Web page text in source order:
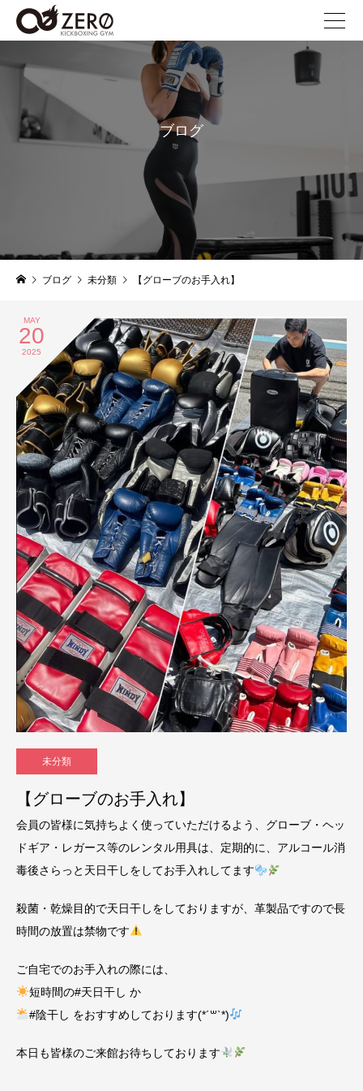
blog
ブログ
ブログ 未分類 【グローブのお手入れ】
MAY
20
2025
未分類
【グローブのお手入れ】
会員の皆様に気持ちよく使っていただけるよう、グローブ・ヘッ
ドギア・レガース等のレンタル用具は、定期的に、アルコール消
毒後さらっと天日干しをしてお手入れしてます
殺菌・乾燥目的で天日干しをしておりますが、革製品ですので長
時間の放置は禁物です
ご自宅でのお手入れの際には、
短時間の#天日干し か
#陰干し をおすすめしております(*´꒳`*)
本日も皆様のご来館お待ちしております